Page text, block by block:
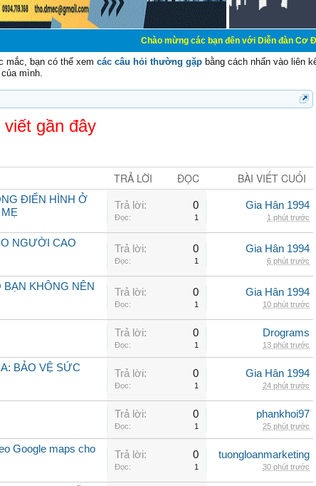
Chào mừng các bạn đến với Diễn đàn Cơ Điện - Diễn
mắc, bạn có thể xem các câu hỏi thường gặp bằng cách nhấn vào liên
mình.
viết gần đây
TRẢ LỜI ĐỌC BÀI VIẾT CUỐI
ĐIỂN HÌNH Ở
Trả lời: 0
Đọc: 1
Gia Hân 1994
1 phút trước
NGƯỜI CAO
Trả lời: 0
Đọc: 1
Gia Hân 1994
6 phút trước
KHÔNG NÊN
Trả lời: 0
Đọc: 1
Gia Hân 1994
10 phút trước
Trả lời: 0
Đọc: 1
Drograms
13 phút trước
BẢO VỆ SỨC
Trả lời: 0
Đọc: 1
Gia Hân 1994
24 phút trước
Trả lời: 0
Đọc: 1
phankhoi97
25 phút trước
Google maps cho
Trả lời: 0
Đọc: 1
tuongloanmarketing
30 phút trước